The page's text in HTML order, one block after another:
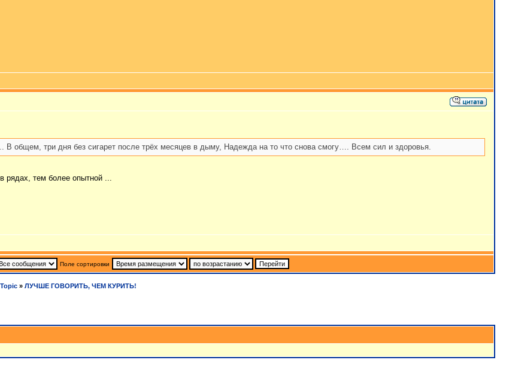
В общем, три дня без сигарет после трёх месяцев в дыму, Надежда на то что снова смогу…. Всем сил и здоровья.
рядах, тем более опытной ...
Поле сортировки
» ЛУЧШЕ ГОВОРИТЬ, ЧЕМ КУРИТЬ!